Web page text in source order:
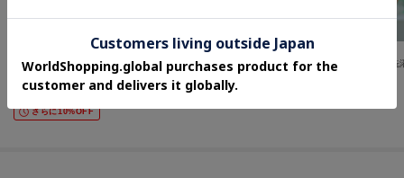
COUP DE CHANCE
【手洗い可／日本製】リネンライク フリル袖ブラウス
10,472
さらに10%OFF
UNTITLED
【透けにくい/スーツインナー】パウダリータックブラウス
¥15,400
OPAQUE.CLIP